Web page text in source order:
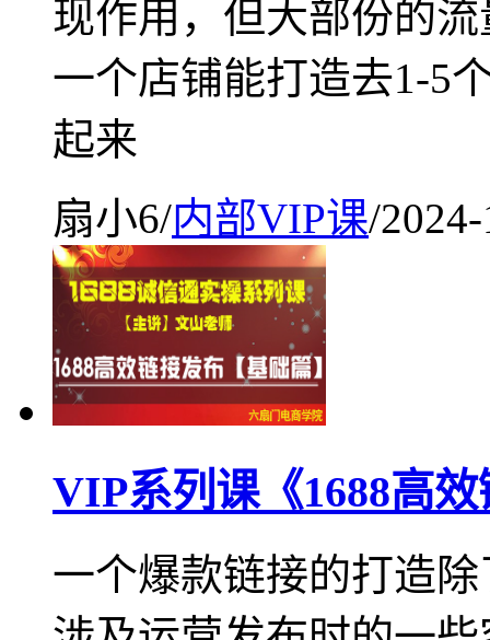
现作用，但大部份的
一个店铺能打造去1-5
起来
扇小6/内部VIP课/
VIP系列课《1688高
一个爆款链接的打造